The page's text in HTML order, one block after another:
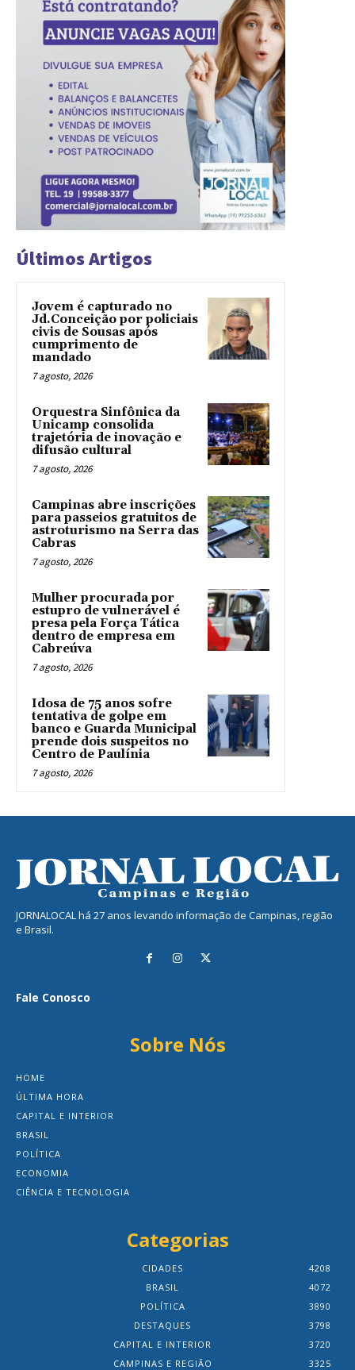
Últimos Artigos
Jovem é capturado no
Jd.Conceição por policiais
civis de Sousas após
cumprimento de
mandado
7 agosto, 2026
Orquestra Sinfônica da
Unicamp consolida
trajetória de inovação e
difusão cultural
7 agosto, 2026
Campinas abre inscrições
para passeios gratuitos de
astroturismo na Serra das
Cabras
7 agosto, 2026
Mulher procurada por
estupro de vulnerável é
presa pela Força Tática
dentro de empresa em
Cabreúva
7 agosto, 2026
Idosa de 75 anos sofre
tentativa de golpe em
banco e Guarda Municipal
prende dois suspeitos no
Centro de Paulínia
7 agosto, 2026
JORNALOCAL há 27 anos levando informação de Campinas, região
e Brasil.
Fale Conosco
Sobre Nós
HOME
ÚLTIMA HORA
CAPITAL E INTERIOR
BRASIL
POLÍTICA
ECONOMIA
CIÊNCIA E TECNOLOGIA
Categorias
CIDADES
4208
BRASIL
4072
POLÍTICA
3890
DESTAQUES
3798
CAPITAL E INTERIOR
3720
CAMPINAS E REGIÃO
3325